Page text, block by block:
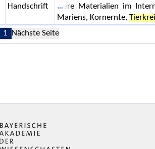
Handschrift
ere Materialien im
Mariens, Kornernte,
1 Nächste Seite